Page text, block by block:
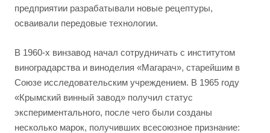
предприятии разрабатывали новые рецептуры,
осваивали передовые технологии.
В 1960-х винзавод начал сотрудничать с институтом
виноградарства и виноделия «Магарач», старейшим в
Союзе исследовательским учреждением. В 1965 году
«Крымский винный завод» получил статус
экспериментального, после чего были созданы
несколько марок, получивших всесоюзное признание: